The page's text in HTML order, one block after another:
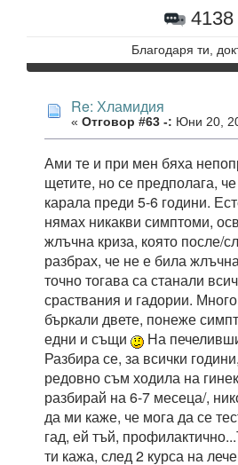
4138
Благодаря ти,
Re: Хламидия
« Отговор #63 -: Юни 20,
Ами те и при мен бяха
щетите, но се предполага,
карала преди 5-6 години.
нямах никакви симптоми,
жлъчна криза, която после/
разбрах, че не е била
точно тогава са станали
сраствания и гадории.
бъркали двете, понеже
едни и същи
На
Разбира се, за всички
редовно съм ходила на
разбирай на 6-7 месеца/,
да ми каже, че мога да се
гад, ей тъй,
ти кажа, след 2 курса на